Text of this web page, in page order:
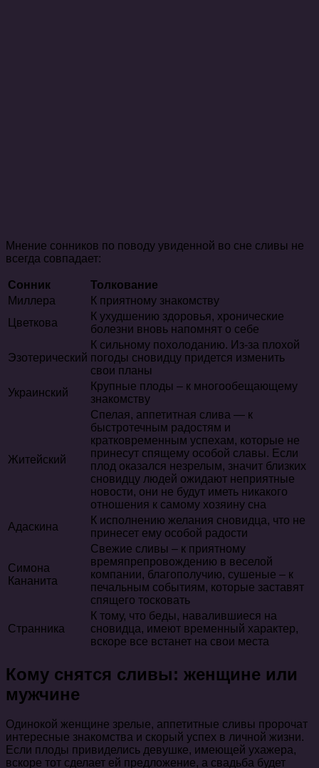
Мнение сонников по поводу увиденной во сне сливы не
всегда совпадает:
Сонник
Толкование
Миллера
К приятному знакомству
Цветкова
К ухудшению здоровья, хронические
болезни вновь напомнят о себе
Эзотерический
К сильному похолоданию. Из-за плохой
погоды сновидцу придется изменить
свои планы
Украинский
Крупные плоды – к многообещающему
знакомству
Житейский
Спелая, аппетитная слива — к
быстротечным радостям и
кратковременным успехам, которые не
принесут спящему особой славы. Если
плод оказался незрелым, значит близких
сновидцу людей ожидают неприятные
новости, они не будут иметь никакого
отношения к самому хозяину сна
Адаскина
К исполнению желания сновидца, что не
принесет ему особой радости
Симона
Кананита
Свежие сливы – к приятному
времяпрепровождению в веселой
компании, благополучию, сушеные – к
печальным событиям, которые заставят
спящего тосковать
Странника
К тому, что беды, навалившиеся на
сновидца, имеют временный характер,
вскоре все встанет на свои места
Кому снятся сливы: женщине или
мужчине
Одинокой женщине зрелые, аппетитные сливы пророчат
интересные знакомства и скорый успех в личной жизни.
Если плоды привиделись девушке, имеющей ухажера,
вскоре тот сделает ей предложение, а свадьба будет